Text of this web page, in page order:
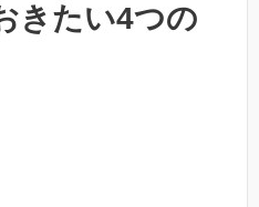
きたい4つの